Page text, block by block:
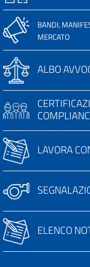
BANDI,
MERCATO
ALBO
LAVORA
ELENCO